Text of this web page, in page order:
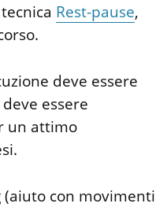
Rest-pause,
deve essere
essere
un attimo
con movimenti